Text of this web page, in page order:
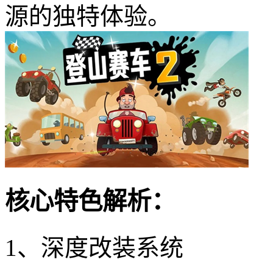
源的独特体验。
核心特色解析：
1、深度改装系统